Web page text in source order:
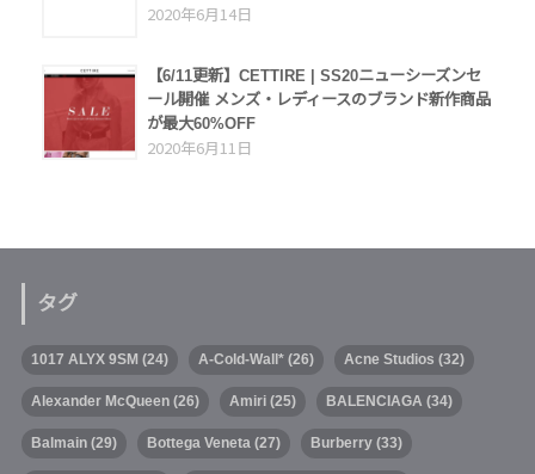
2020年6月14日
【6/11更新】CETTIRE | SS20ニューシーズンセ
ール開催 メンズ・レディースのブランド新作商品
が最大60%OFF
2020年6月11日
タグ
1017 ALYX 9SM (24) A-Cold-Wall*(26) Acne Studios (32)
Alexander McQueen(26) Amiri(25) BALENCIAGA (34)
Balmain(29) Bottega Veneta (27) Burberry(33)